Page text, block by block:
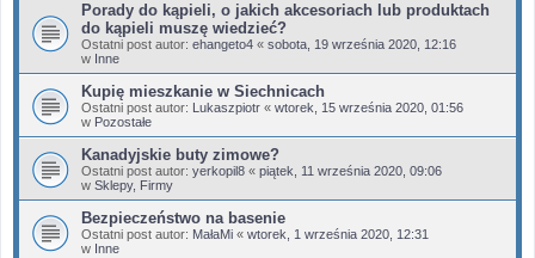
Porady do kąpieli, o jakich akcesoriach lub produktach
do kąpieli muszę wiedzieć?
Ostatni post autor: ehangeto4 « sobota, 19 września 2020, 12:16
w Inne
Kupię mieszkanie w Siechnicach
Ostatni post autor: Lukaszpiotr « wtorek, 15 września 2020, 01:56
w Pozostałe
Kanadyjskie buty zimowe?
Ostatni post autor: yerkopil8 « piątek, 11 września 2020, 09:06
w Sklepy, Firmy
Bezpieczeństwo na basenie
Ostatni post autor: MałaMi « wtorek, 1 września 2020, 12:31
w Inne